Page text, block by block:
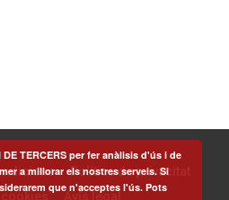
Política de privacitat
Avís legal
TERCERS per fer anàlisis d'ús i de
a millorar els nostres serveis. Si
que n'acceptes l'ús. Pots